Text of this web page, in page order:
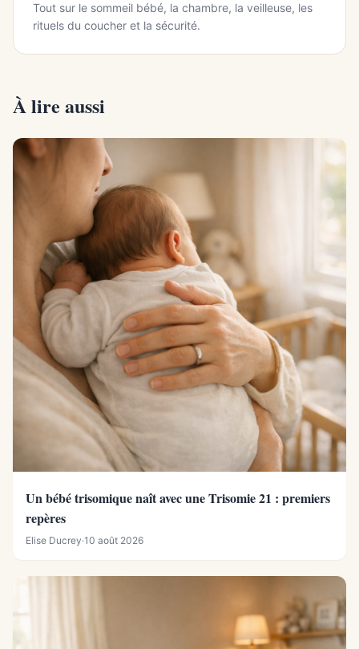
Tout sur le sommeil bébé, la chambre, la veilleuse, les
rituels du coucher et la sécurité.
À lire aussi
Un bébé trisomique naît avec une Trisomie 21 : premiers
repères
Elise Ducrey·10 août 2026